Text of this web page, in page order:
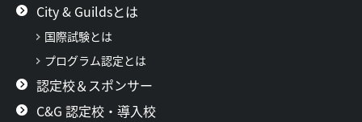
City & Guildsとは
国際試験とは
プログラム認定とは
認定校＆スポンサー
C&G 認定校・導入校